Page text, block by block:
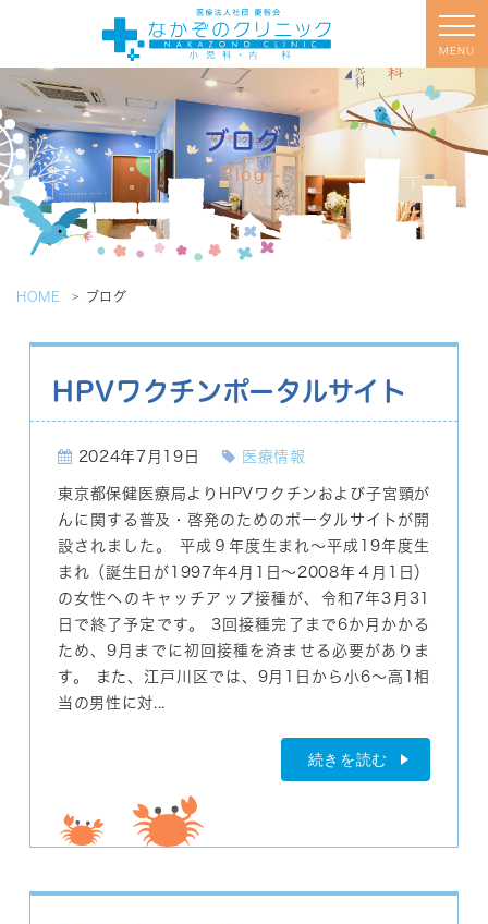
MENU
ブログ
Blog
HOME ブログ
HPVワクチンポータルサイト
2024年7月19日 医療情報
東京都保健医療局よりHPVワクチンおよび子宮頸が
んに関する普及・啓発のためのポータルサイトが開
設されました。 平成９年度生まれ～平成19年度生
まれ（誕生日が1997年4月1日～2008年４月1日）
の女性へのキャッチアップ接種が、令和7年3月31
日で終了予定です。 3回接種完了まで6か月かかる
ため、9月までに初回接種を済ませる必要がありま
す。 また、江戸川区では、9月1日から小6～高1相
当の男性に対...
続きを読む